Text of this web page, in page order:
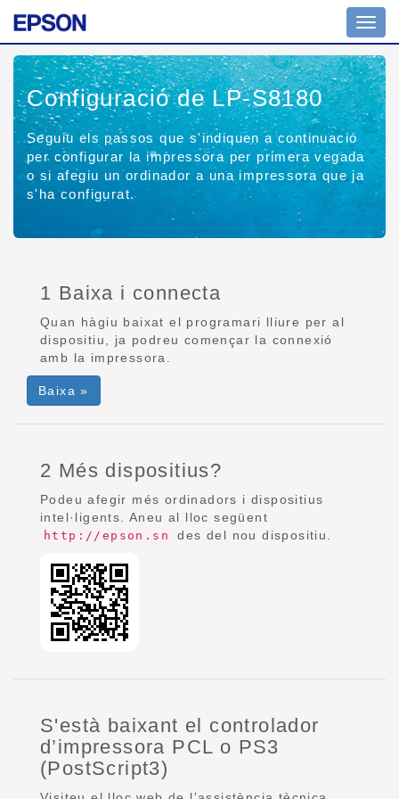
Configuració de LP-S8180
Seguiu els passos que s'indiquen a continuació
per configurar la impressora per primera vegada
o si afegiu un ordinador a una impressora que ja
s'ha configurat.
1 Baixa i connecta
Quan hàgiu baixat el programari lliure per al
dispositiu, ja podreu començar la connexió
amb la impressora.
Baixa »
2 Més dispositius?
Podeu afegir més ordinadors i dispositius
intel·ligents. Aneu al lloc següent
http://epson.sn des del nou dispositiu.
S'està baixant el controlador
d’impressora PCL o PS3
(PostScript3)